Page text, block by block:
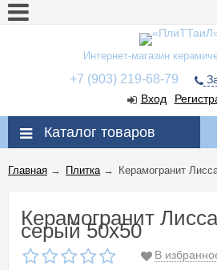
Интернет-магазин
+7 (903) 219-68-79
Вход
Каталог товаров
Главная → Плитка→ Керамогранит
Керамогранит
серый 50x50
В